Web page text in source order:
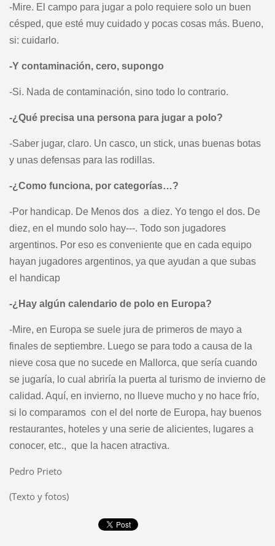
-Mire. El campo para jugar a polo requiere solo un buen
césped, que esté muy cuidado y pocas cosas más. Bueno,
si: cuidarlo.
-Y contaminación, cero, supongo
-Si. Nada de contaminación, sino todo lo contrario.
-¿Qué precisa una persona para jugar a polo?
-Saber jugar, claro. Un casco, un stick, unas buenas botas
y unas defensas para las rodillas.
-¿Como funciona, por categorías…?
-Por handicap. De Menos dos a diez. Yo tengo el dos. De
diez, en el mundo solo hay---. Todo son jugadores
argentinos. Por eso es conveniente que en cada equipo
hayan jugadores argentinos, ya que ayudan a que subas
el handicap
-¿Hay algún calendario de polo en Europa?
-Mire, en Europa se suele jura de primeros de mayo a
finales de septiembre. Luego se para todo a causa de la
nieve cosa que no sucede en Mallorca, que sería cuando
se jugaría, lo cual abriría la puerta al turismo de invierno de
calidad. Aquí, en invierno, no llueve mucho y no hace frío,
si lo comparamos con el del norte de Europa, hay buenos
restaurantes, hoteles y una serie de alicientes, lugares a
conocer, etc., que la hacen atractiva.
Pedro Prieto
(Texto y fotos)